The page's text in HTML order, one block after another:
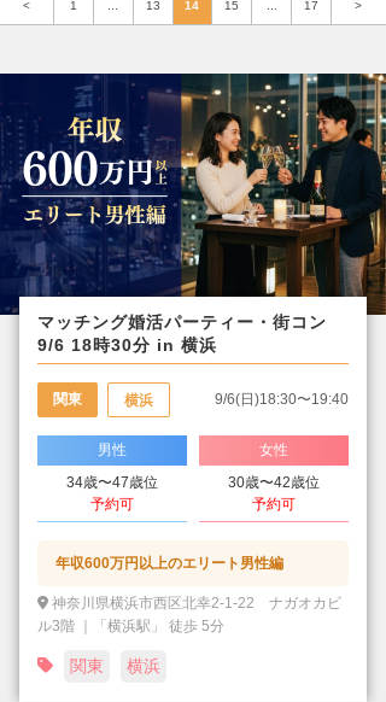
< 1 13 14 15 17 >
マッチング婚活パーティー・街コン
9/6 18時30分 in 横浜
関東 横浜 9/6(日)18:30〜19:40
男性
34歳〜47歳位
予約可
女性
30歳〜42歳位
予約可
年収600万円以上のエリート男性編
神奈川県横浜市西区北幸2-1-22 ナガオカビ
ル3階 ｜「横浜駅」 徒歩 5分
関東 横浜